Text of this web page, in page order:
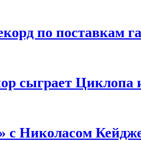
по поставкам
сыграет
Николасом